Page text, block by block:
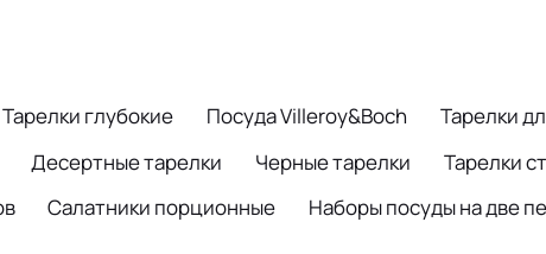
Тарелки глубокие Посуда Villeroy&Boch
Тарелки
Десертные тарелки Черные тарелки
Тарелки
Салатники порционные
Наборы посуды на две